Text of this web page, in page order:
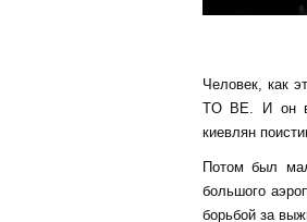
Человек, как
TO BE. И он
киевлян
Потом был
большого
борьбой за